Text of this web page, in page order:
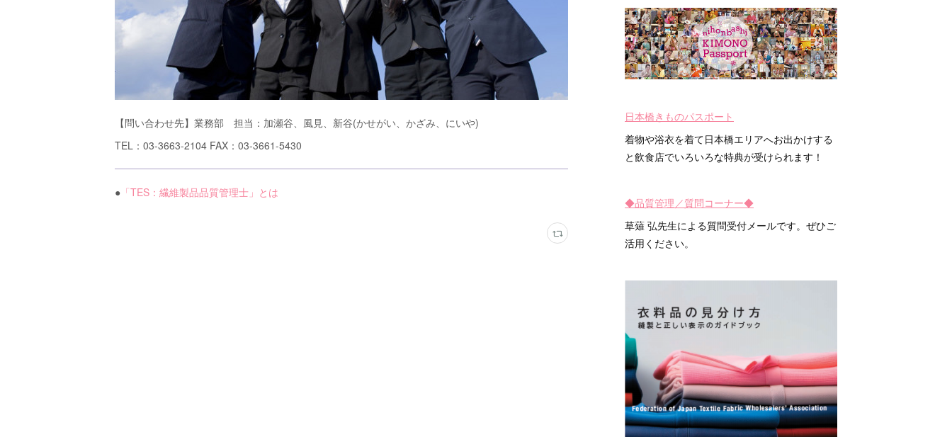
【問い合わせ先】業務部 担当：加瀬谷、風見、新谷(かせがい、かざみ、にいや)
TEL：03-3663-2104 FAX：03-3661-5430
● 「TES：繊維製品品質管理士」とは
日本橋きものパスポート
着物や浴衣を着て日本橋エリアへお出かけする
と飲食店でいろいろな特典が受けられます！
◆品質管理／質問コーナー◆
草薙 弘先生による質問受付メールです。ぜひご
活用ください。